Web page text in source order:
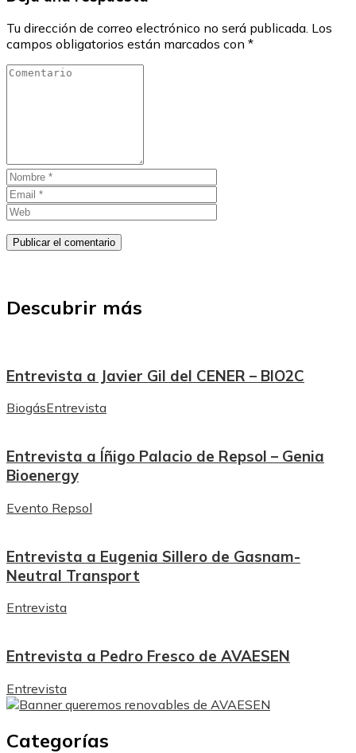
Tu dirección de correo electrónico no será publicada. Los
campos obligatorios están marcados con *
Descubrir más
Entrevista a Javier Gil del CENER – BIO2C
BiogásEntrevista
Entrevista a Íñigo Palacio de Repsol – Genia
Bioenergy
Evento Repsol
Entrevista a Eugenia Sillero de Gasnam-
Neutral Transport
Entrevista
Entrevista a Pedro Fresco de AVAESEN
Entrevista
Categorías